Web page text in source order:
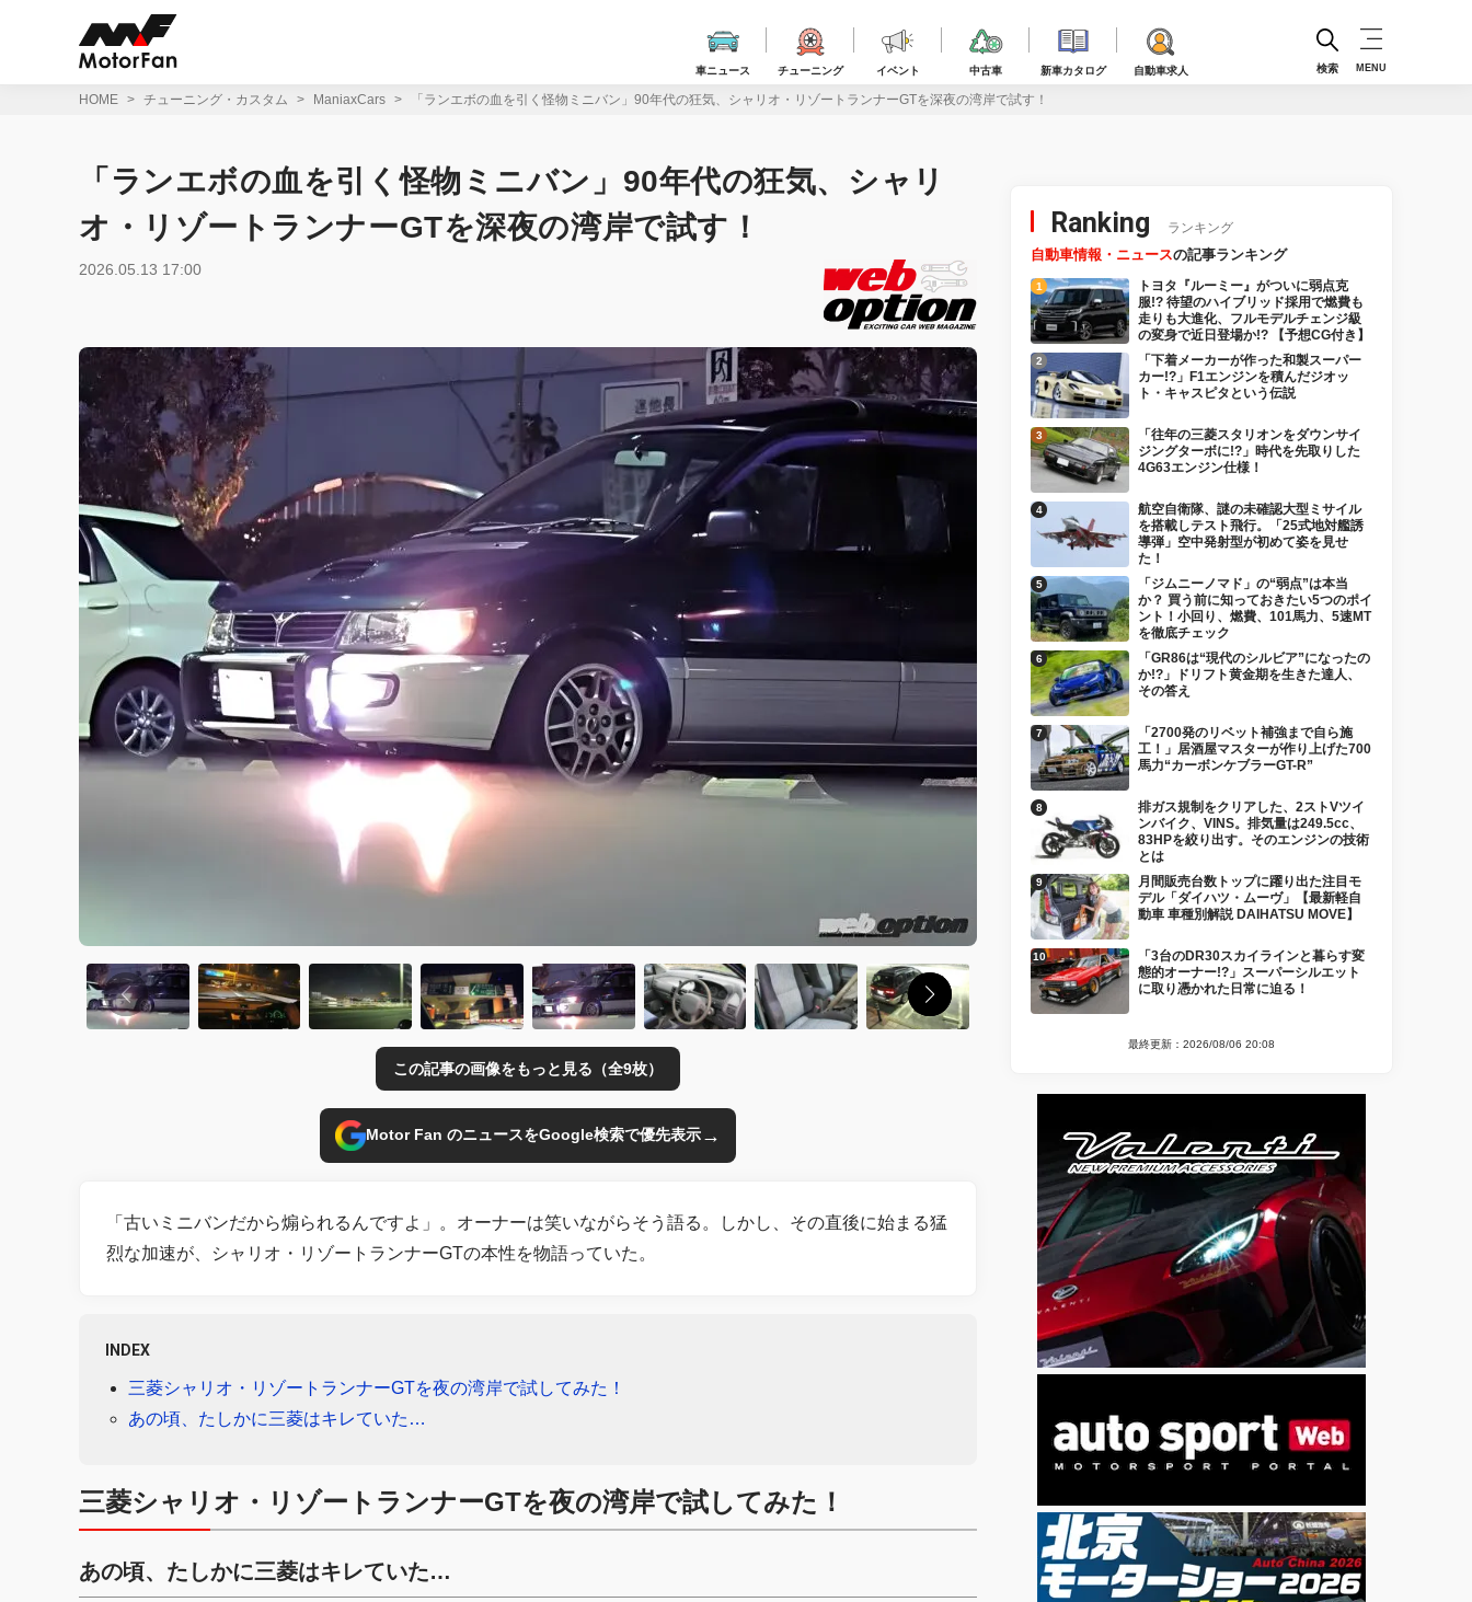
車ニュース チューニング イベント 中古車 新車カタログ 自動車求人 検索 MENU
HOME チューニング・カスタム ManiaxCars 「ランエボの血を引く怪物ミニバン」90年代の狂気、シャリオ・リゾートランナーGTを深夜の湾岸で試す！
「ランエボの血を引く怪物ミニバン」90年代の狂気、シャリ
オ・リゾートランナーGTを深夜の湾岸で試す！
2026.05.13 17:00
この記事の画像をもっと見る（全9枚）
Motor Fan のニュースをGoogle検索で優先表示→
「古いミニバンだから煽られるんですよ」。オーナーは笑いながらそう語る。しかし、その直後に始まる猛
烈な加速が、シャリオ・リゾートランナーGTの本性を物語っていた。
INDEX
三菱シャリオ・リゾートランナーGTを夜の湾岸で試してみた！
あの頃、たしかに三菱はキレていた…
三菱シャリオ・リゾートランナーGTを夜の湾岸で試してみた！
あの頃、たしかに三菱はキレていた…
Ranking ランキング
自動車情報・ニュースの記事ランキング
トヨタ『ルーミー』がついに弱点克
服!? 待望のハイブリッド採用で燃費も
走りも大進化、フルモデルチェンジ級
の変身で近日登場か!? 【予想CG付き】
「下着メーカーが作った和製スーパー
カー!?」F1エンジンを積んだジオッ
ト・キャスピタという伝説
「往年の三菱スタリオンをダウンサイ
ジングターボに!?」時代を先取りした
4G63エンジン仕様！
航空自衛隊、謎の未確認大型ミサイル
を搭載しテスト飛行。「25式地対艦誘
導弾」空中発射型が初めて姿を見せ
た！
「ジムニーノマド」の“弱点”は本当
か？ 買う前に知っておきたい5つのポイ
ント！小回り、燃費、101馬力、5速MT
を徹底チェック
「GR86は“現代のシルビア”になったの
か!?」ドリフト黄金期を生きた達人、
その答え
「2700発のリベット補強まで自ら施
工！」居酒屋マスターが作り上げた700
馬力“カーボンケブラーGT-R”
排ガス規制をクリアした、2ストVツイ
ンバイク、VINS。排気量は249.5cc、
83HPを絞り出す。そのエンジンの技術
とは
月間販売台数トップに躍り出た注目モ
デル「ダイハツ・ムーヴ」【最新軽自
動車 車種別解説 DAIHATSU MOVE】
「3台のDR30スカイラインと暮らす変
態的オーナー!?」スーパーシルエット
に取り憑かれた日常に迫る！
最終更新：2026/08/06 20:08